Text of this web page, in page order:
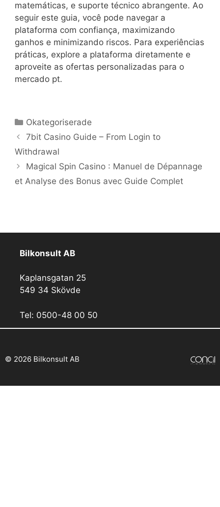
matemáticas, e suporte técnico abrangente. Ao
seguir este guia, você pode navegar a
plataforma com confiança, maximizando
ganhos e minimizando riscos. Para experiências
práticas, explore a plataforma diretamente e
aproveite as ofertas personalizadas para o
mercado pt.
Kategorier
Okategoriserade
7bit Casino Guide – From Login to
Withdrawal
Magical Spin Casino : Manuel de Dépannage
et Analyse des Bonus avec Guide Complet
Bilkonsult AB
Kaplansgatan 25
549 34 Skövde
Tel: 0500-48 00 50
© 2026 Bilkonsult AB